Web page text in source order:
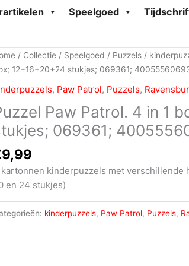
Speelgoed
/ Collectie / Speelgoed / Puzzels /
12+16+20+24 stukjes; 069361;
, Paw Patrol, Puzzels,
Paw Patrol. 4 in 1
069361;
9,99
kinderpuzzels met verschillende
en 24 stukjes)
kinderpuzzels, Paw Patrol, Puzzels,